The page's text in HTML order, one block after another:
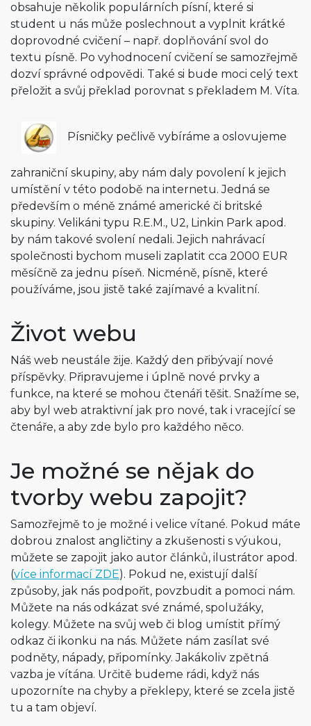
obsahuje několik populárních písní, které si
student u nás může poslechnout a vyplnit krátké
doprovodné cvičení – např. doplňování svol do
textu písně. Po vyhodnocení cvičení se samozřejmě
dozví správné odpovědi. Také si bude moci celý text
přeložit a svůj překlad porovnat s překladem M. Víta.
Písničky pečlivě vybíráme a oslovujeme
zahraniční skupiny, aby nám daly povolení k jejich
umístění v této podobě na internetu. Jedná se
především o méně známé americké či britské
skupiny. Velikáni typu R.E.M., U2, Linkin Park apod.
by nám takové svolení nedali. Jejich nahrávací
společnosti bychom museli zaplatit cca 2000 EUR
měsíčně za jednu píseň. Nicméně, písně, které
používáme, jsou jistě také zajímavé a kvalitní.
Život webu
Náš web neustále žije. Každý den přibývají nové
příspěvky. Připravujeme i úplně nové prvky a
funkce, na které se mohou čtenáři těšit. Snažíme se,
aby byl web atraktivní jak pro nové, tak i vracející se
čtenáře, a aby zde bylo pro každého něco.
Je možné se nějak do
tvorby webu zapojit?
Samozřejmě to je možné i velice vítané. Pokud máte
dobrou znalost angličtiny a zkušenosti s výukou,
můžete se zapojit jako autor článků, ilustrátor apod.
(více informací ZDE). Pokud ne, existují další
způsoby, jak nás podpořit, povzbudit a pomoci nám.
Můžete na nás odkázat své známé, spolužáky,
kolegy. Můžete na svůj web či blog umístit přímý
odkaz či ikonku na nás. Můžete nám zasílat své
podněty, nápady, připomínky. Jakákoliv zpětná
vazba je vítána. Určitě budeme rádi, když nás
upozorníte na chyby a překlepy, které se zcela jistě
tu a tam objeví.